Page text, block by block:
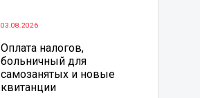
03.08.2026
Оплата налогов,
больничный для
самозанятых и новые
квитанции